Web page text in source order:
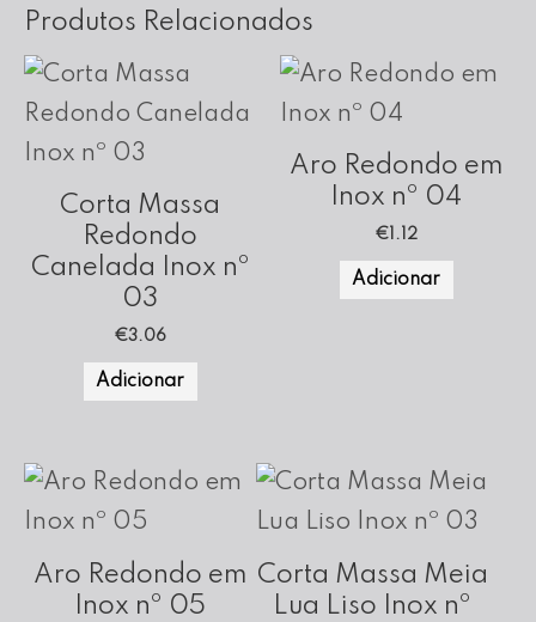
Produtos Relacionados
Corta Massa
Redondo
Canelada Inox nº
03
€3.06
Adicionar
Aro Redondo em
Inox nº 04
€ 1.12
Adicionar
Aro Redondo em
Inox nº 05
Corta Massa Meia
Lua Liso Inox nº